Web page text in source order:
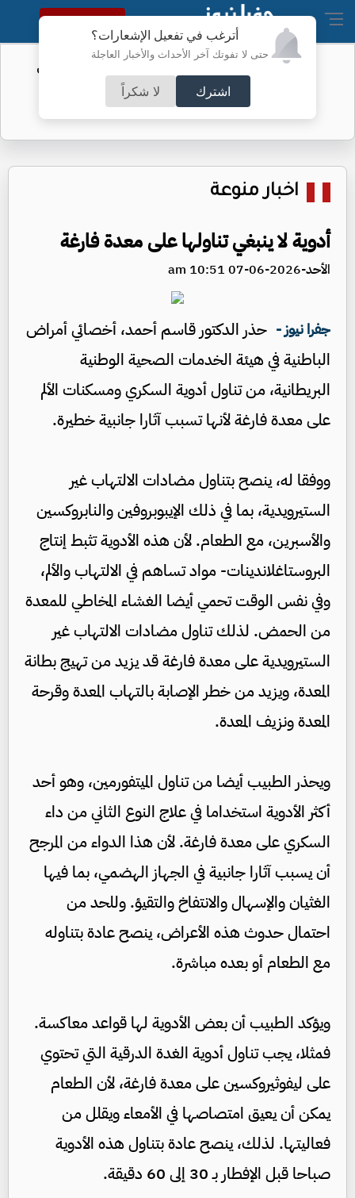
أترغب في تفعيل الإشعارات؟
حتى لا تفوتك آخر الأحداث والأخبار العاجلة
اشترك لا شكراً
النسخة الكاملة
الفيفا يحول مستحقات الأردن المالية من
كأس العرب
اخبار منوعة
أدوية لا ينبغي تناولها على معدة فارغة
الأحد-2026-06-07 10:51 am
جفرا نيوز - حذر الدكتور قاسم أحمد، أخصائي أمراض
الباطنية في هيئة الخدمات الصحية الوطنية
البريطانية، من تناول أدوية السكري ومسكنات الألم
على معدة فارغة لأنها تسبب آثارا جانبية خطيرة.
ووفقا له، ينصح بتناول مضادات الالتهاب غير
الستيرويدية، بما في ذلك الإيبوبروفين والنابروكسين
والأسبرين، مع الطعام. لأن هذه الأدوية تثبط إنتاج
البروستاغلاندينات- مواد تساهم في الالتهاب والألم،
وفي نفس الوقت تحمي أيضا الغشاء المخاطي للمعدة
من الحمض. لذلك تناول مضادات الالتهاب غير
الستيرويدية على معدة فارغة قد يزيد من تهيج بطانة
المعدة، ويزيد من خطر الإصابة بالتهاب المعدة وقرحة
المعدة ونزيف المعدة.
ويحذر الطبيب أيضا من تناول الميتفورمين، وهو أحد
أكثر الأدوية استخداما في علاج النوع الثاني من داء
السكري على معدة فارغة. لأن هذا الدواء من المرجح
أن يسبب آثارا جانبية في الجهاز الهضمي، بما فيها
الغثيان والإسهال والانتفاخ والتقيؤ. وللحد من
احتمال حدوث هذه الأعراض، ينصح عادة بتناوله
مع الطعام أو بعده مباشرة.
ويؤكد الطبيب أن بعض الأدوية لها قواعد معاكسة.
فمثلا، يجب تناول أدوية الغدة الدرقية التي تحتوي
على ليفوثيروكسين على معدة فارغة، لأن الطعام
يمكن أن يعيق امتصاصها في الأمعاء ويقلل من
فعاليتها. لذلك، ينصح عادة بتناول هذه الأدوية
صباحا قبل الإفطار بـ 30 إلى 60 دقيقة.